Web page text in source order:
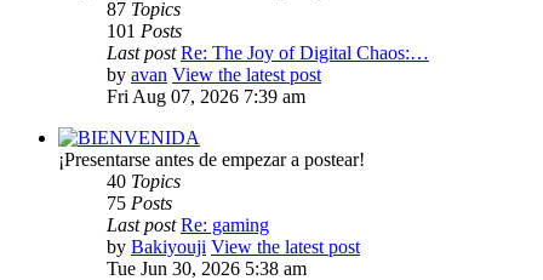
87 Topics
101 Posts
Last post Re: The Joy of Digital Chaos:…
by avan View the latest post
Fri Aug 07, 2026 7:39 am
BIENVENIDA
¡Presentarse antes de empezar a postear!
40 Topics
75 Posts
Last post Re: gaming
by Bakiyouji View the latest post
Tue Jun 30, 2026 5:38 am